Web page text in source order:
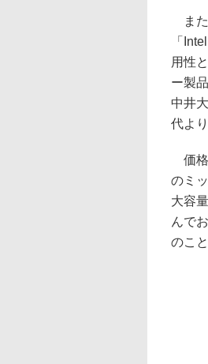
また
「
用性
ー製
中井
代よ
価格
のミ
大容
んで
のこと